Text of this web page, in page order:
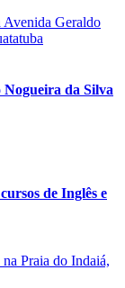
da Silva
de Inglês e